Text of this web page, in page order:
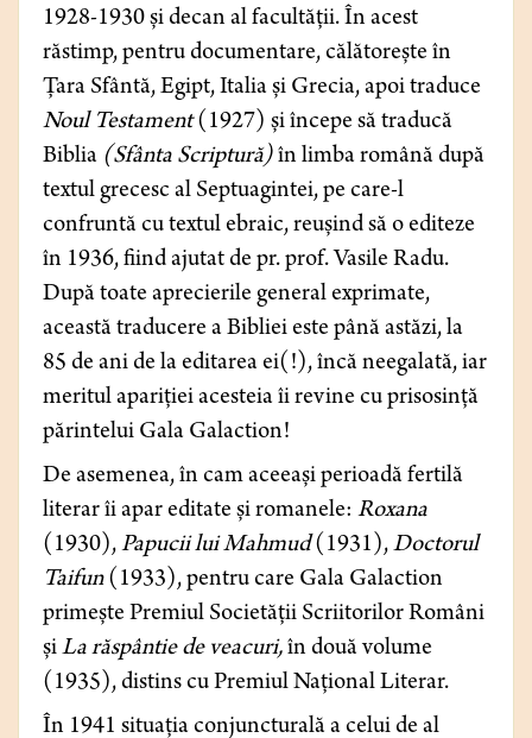
1928-1930 și decan al facultății. În acest
răstimp, pentru documentare, călătorește în
Țara Sfântă, Egipt, Italia și Grecia, apoi traduce
Noul Testament(1927) și începe să traducă
Biblia (Sfânta Scriptură)în limba română după
textul grecesc al Septuagintei, pe care-l
confruntă cu textul ebraic, reușind să o editeze
în 1936, fiind ajutat de pr. prof. Vasile Radu.
După toate aprecierile general exprimate,
această traducere a Bibliei este până astăzi, la
85 de ani de la editarea ei(!), încă neegalată, iar
meritul apariției acesteia îi revine cu prisosință
părintelui Gala Galaction!
De asemenea, în cam aceeași perioadă fertilă
literar îi apar editate și romanele: Roxana
(1930),Papucii lui Mahmud(1931),Doctorul
Taifun(1933), pentru care Gala Galaction
primește Premiul Societății Scriitorilor Români
șiLa răspântie de veacuri,în două volume
(1935), distins cu Premiul Național Literar.
În 1941 situația conjuncturală a celui de al